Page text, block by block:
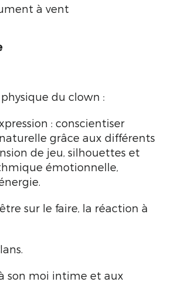
à vent
physique du clown :
: conscientiser
naturelle grâce aux différents
de jeu, silhouettes et
émotionnelle,
sur le faire, la réaction à
son moi intime et aux